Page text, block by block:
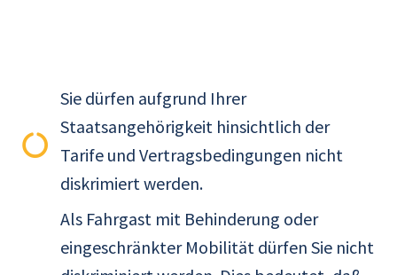
Sie dürfen aufgrund Ihrer
Staatsangehörigkeit hinsichtlich der
Tarife und Vertragsbedingungen nicht
diskrimiert werden.
Als Fahrgast mit Behinderung oder
eingeschränkter Mobilität dürfen Sie nicht